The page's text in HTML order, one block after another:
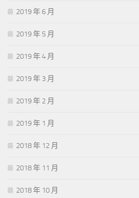
2019 年 6 月
2019 年 5 月
2019 年 4 月
2019 年 3 月
2019 年 2 月
2019 年 1 月
2018 年 12 月
2018 年 11 月
2018 年 10 月